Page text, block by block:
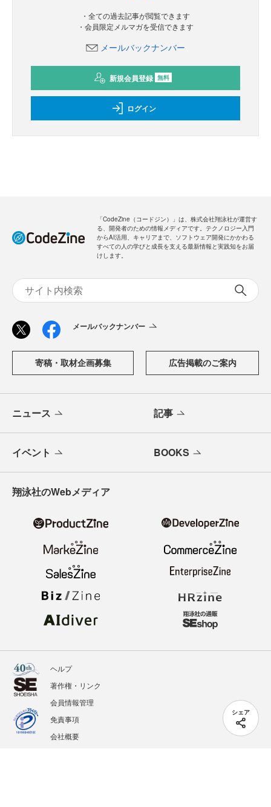
シェア
・全ての過去記事が閲覧できます
・会員限定メルマガを受信できます
メールバックナンバー
新規会員登録 無料
ログイン
「CodeZine（コードジン）」は、株式会社翔泳社が運営す
る、開発者のための情報メディアです。テクノロジー入門
からAI活用、キャリアまで、ソフトウェア開発にかかわる
すべての人の学びと成長を支える最新情報と実践知をお届
けします。
メールバックナンバー
寄稿・取材企画募集 広告掲載のご案内
ニュース 記事
イベント BOOKS
翔泳社のWebメディア
ヘルプ
著作権・リンク
会員情報管理
免責事項
会社概要